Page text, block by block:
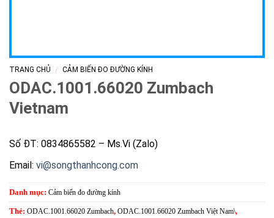
TRANG CHỦ / CẢM BIẾN ĐO ĐƯỜNG KÍNH
ODAC.1001.66020 Zumbach
Vietnam
Số ĐT: 0834865582 – Ms.Vi (Zalo)
Email: vi@songthanhcong.com
Danh mục: Cảm biến đo đường kính
Thẻ: ODAC.1001.66020 Zumbach, ODAC.1001.66020 Zumbach Việt Nam\,